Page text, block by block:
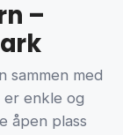
–
sammen med
er enkle og
åpen plass